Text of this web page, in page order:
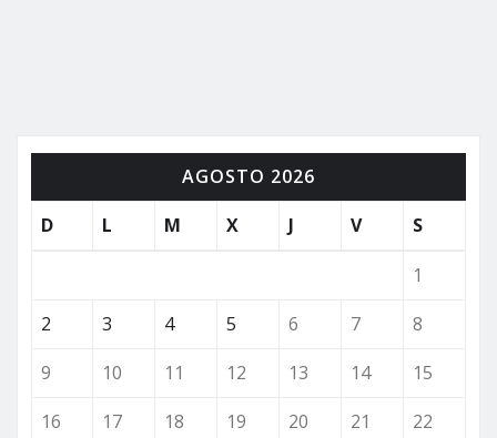
AGOSTO 2026
D
L M X J V S
1
2
3 4 5 6 7
8
9
10 11 12 13 14
15
16
17 18 19 20 21
22